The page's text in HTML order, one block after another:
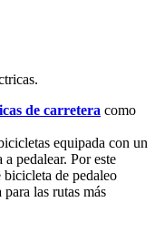
de carretera como
equipada con un
pedalear. Por este
de pedaleo
las rutas más